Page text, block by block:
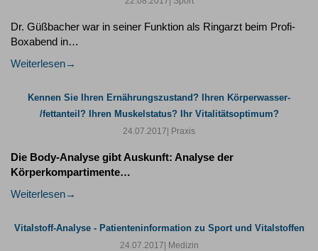
Dr. Güßbacher war in seiner Funktion als Ringarzt beim Profi-
Boxabend in…
Weiterlesen
Kennen Sie Ihren Ernährungszustand? Ihren Körperwasser-
/fettanteil? Ihren Muskelstatus? Ihr Vitalitätsoptimum?
24.07.2017| Praxis
Die Body-Analyse gibt Auskunft: Analyse der
Körperkompartimente…
Weiterlesen
Vitalstoff-Analyse - Patienteninformation zu Sport und Vitalstoffen
24.07.2017| Medizin